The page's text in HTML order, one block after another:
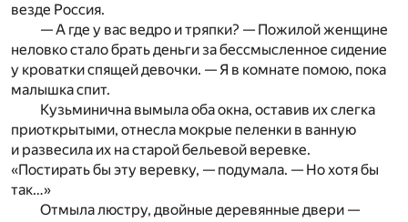
везде Россия.
— А где у вас ведро и тряпки? — Пожилой женщине
неловко стало брать деньги за бессмысленное сидение
у кроватки спящей девочки. — Я в комнате помою, пока
малышка спит.
Кузьминична вымыла оба окна, оставив их слегка
приоткрытыми, отнесла мокрые пеленки в ванную
и развесила их на старой бельевой веревке.
«Постирать бы эту веревку, — подумала. — Но хотя бы
так…»
Отмыла люстру, двойные деревянные двери —